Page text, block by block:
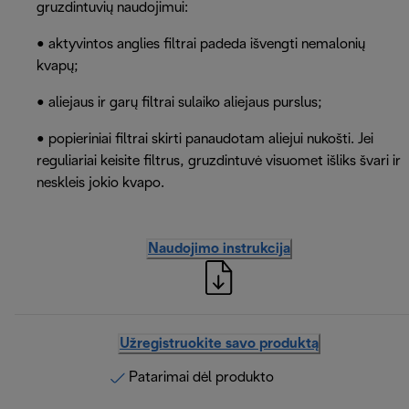
gruzdintuvių naudojimui:
• aktyvintos anglies filtrai padeda išvengti nemalonių
kvapų;
• aliejaus ir garų filtrai sulaiko aliejaus purslus;
• popieriniai filtrai skirti panaudotam aliejui nukošti. Jei
reguliariai keisite filtrus, gruzdintuvė visuomet išliks švari ir
neskleis jokio kvapo.
Naudojimo instrukcija
Užregistruokite savo produktą
Patarimai dėl produkto